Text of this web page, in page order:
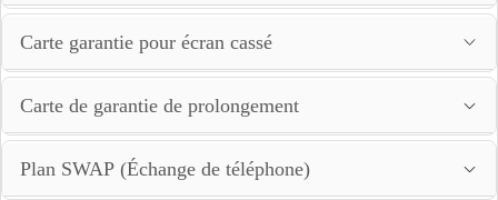
Carte garantie pour écran cassé
Carte de garantie de prolongement
Plan SWAP (Échange de téléphone)